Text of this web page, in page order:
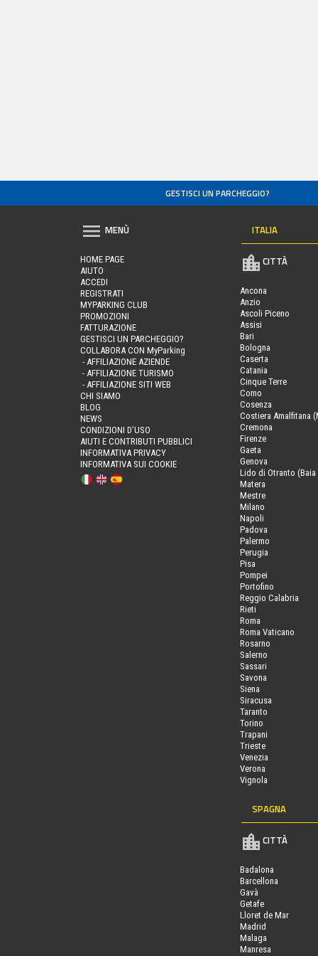
GESTISCI UN PARCHEGGIO?
MENÙ
HOME PAGE
AIUTO
ACCEDI
REGISTRATI
MYPARKING CLUB
PROMOZIONI
FATTURAZIONE
GESTISCI UN PARCHEGGIO?
COLLABORA CON MyParking
- AFFILIAZIONE AZIENDE
- AFFILIAZIONE TURISMO
- AFFILIAZIONE SITI WEB
CHI SIAMO
BLOG
NEWS
CONDIZIONI D’USO
AIUTI E CONTRIBUTI PUBBLICI
INFORMATIVA PRIVACY
INFORMATIVA SUI COOKIE
ITALIA
CITTÀ
Ancona
Anzio
Ascoli Piceno
Assisi
Bari
Bologna
Caserta
Catania
Cinque Terre
Como
Cosenza
Costiera Amalfitana
Cremona
Firenze
Gaeta
Genova
Lido di Otranto (Baia
Matera
Mestre
Milano
Napoli
Padova
Palermo
Perugia
Pisa
Pompei
Portofino
Reggio Calabria
Rieti
Roma
Roma Vaticano
Rosarno
Salerno
Sassari
Savona
Siena
Siracusa
Taranto
Torino
Trapani
Trieste
Venezia
Verona
Vignola
SPAGNA
CITTÀ
Badalona
Barcellona
Gavà
Getafe
Lloret de Mar
Madrid
Malaga
Manresa